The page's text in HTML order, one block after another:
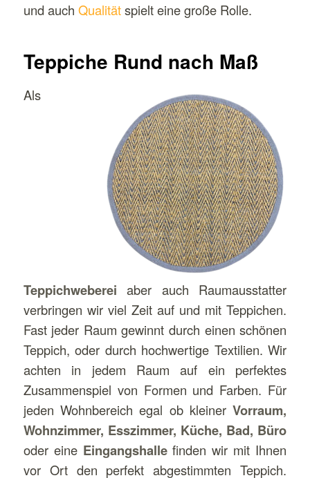
und auch Qualitätspielt eine große Rolle.
Teppiche Rund nach Maß
Als
Teppichweberei aber auch Raumausstatter
verbringen wir viel Zeit auf und mit Teppichen.
Fast jeder Raum gewinnt durch einen schönen
Teppich, oder durch hochwertige Textilien. Wir
achten in jedem Raum auf ein perfektes
Zusammenspiel von Formen und Farben. Für
jeden Wohnbereich egal ob kleiner Vorraum,
Wohnzimmer, Esszimmer, Küche, Bad, Büro
oder eine Eingangshallefinden wir mit Ihnen
vor Ort den perfekt abgestimmten Teppich.